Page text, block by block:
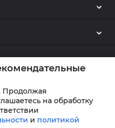
© 2026
Продолжая
на обработку
и политикой